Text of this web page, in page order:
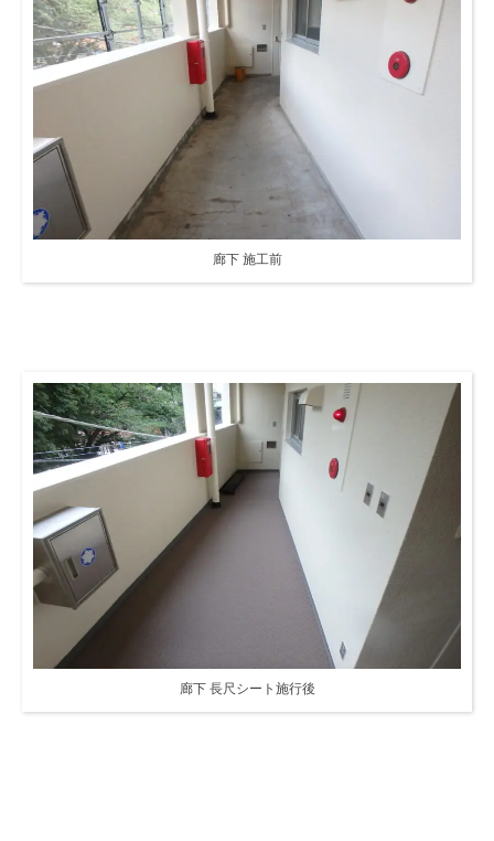
廊下 施工前
廊下 長尺シート施行後